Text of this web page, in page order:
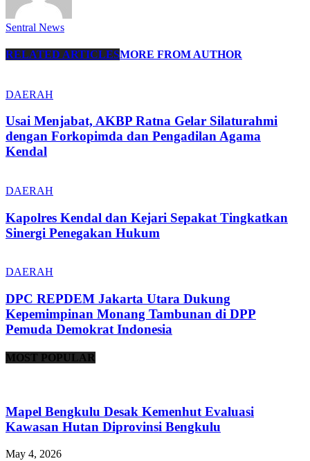
Sentral News
RELATED ARTICLESMORE FROM AUTHOR
DAERAH
Usai Menjabat, AKBP Ratna Gelar Silaturahmi
dengan Forkopimda dan Pengadilan Agama
Kendal
DAERAH
Kapolres Kendal dan Kejari Sepakat Tingkatkan
Sinergi Penegakan Hukum
DAERAH
DPC REPDEM Jakarta Utara Dukung
Kepemimpinan Monang Tambunan di DPP
Pemuda Demokrat Indonesia
MOST POPULAR
Mapel Bengkulu Desak Kemenhut Evaluasi
Kawasan Hutan Diprovinsi Bengkulu
May 4, 2026